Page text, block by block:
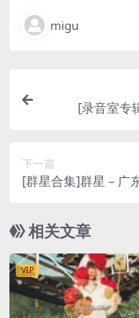
migu
[录音室专
下一篇
[群星合集]群星 – 广
相关文章
VIP